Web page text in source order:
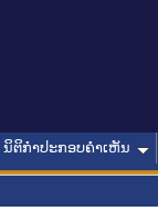
ນິຕິກໍາປະກອບຄໍາເຫັນ